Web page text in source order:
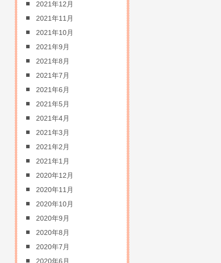
2021年12月
2021年11月
2021年10月
2021年9月
2021年8月
2021年7月
2021年6月
2021年5月
2021年4月
2021年3月
2021年2月
2021年1月
2020年12月
2020年11月
2020年10月
2020年9月
2020年8月
2020年7月
2020年6月